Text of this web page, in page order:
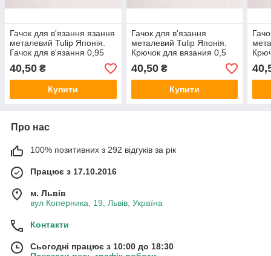
Гачок для в'язання язання
металевий Tulip Японія.
Гачок для в'язання 0,95
мм (№ 13)
40,50 ₴
Купити
Гачок для в'язання
металевий Tulip Японія.
Крючок для вязания 0,5
мм (№ 22)
40,50₴
Купити
Про нас
100% позитивних з 292 відгуків за рік
Працює з 17.10.2016
м. Львів
вул Коперника, 19, Львів, Україна
Контакти
Сьогодні працює з 10:00 до 18:30